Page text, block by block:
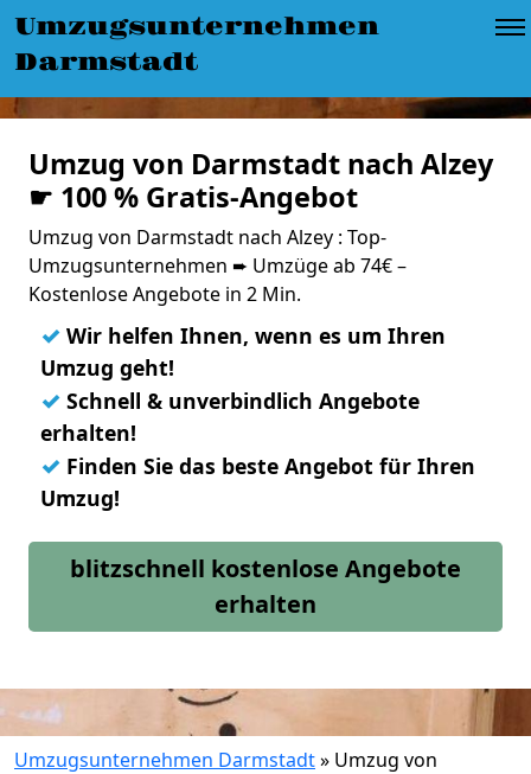
Umzugsunternehmen
Darmstadt
Umzug von Darmstadt nach Alzey
☛ 100 % Gratis-Angebot
Umzug von Darmstadt nach Alzey : Top-
Umzugsunternehmen ➨ Umzüge ab 74€ –
Kostenlose Angebote in 2 Min.
✓ Wir helfen Ihnen, wenn es um Ihren
Umzug geht!
✓ Schnell & unverbindlich Angebote
erhalten!
✓ Finden Sie das beste Angebot für Ihren
Umzug!
blitzschnell kostenlose Angebote
erhalten
Umzugsunternehmen Darmstadt» Umzug von